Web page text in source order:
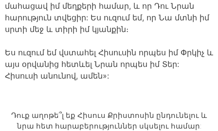
մահացավ իմ մեղքերի համար, և որ Դու Նրան
հարություն տվեցիր: Ես ուզում եմ, որ Նա մտնի իմ
սրտի մեջ և տիրի իմ կյանքին։
Ես ուզում եմ վստահել Հիսուսին որպես իմ Փրկիչ և
այս օրվանից հետևել Նրան որպես իմ Տեր:
Հիսուսի անունով, ամեն»:
Դուք աղոթե՞լ եք Հիսուս Քրիստոսին ընդունելու և
նրա հետ հարաբերություններ սկսելու համար: